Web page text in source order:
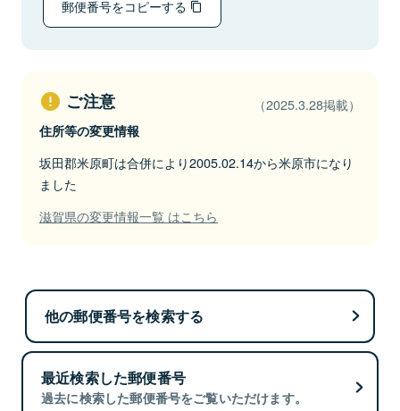
郵便番号をコピーする
ご注意 （2025.3.28掲載）
住所等の変更情報
坂田郡米原町は合併により2005.02.14から米原市になり
ました
滋賀県の変更情報一覧 はこちら
他の郵便番号を検索する
最近検索した郵便番号
過去に検索した郵便番号をご覧いただけます。